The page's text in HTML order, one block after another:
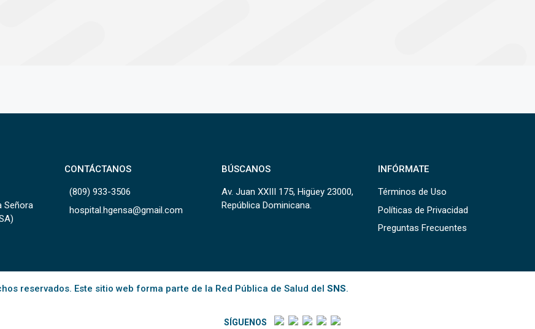
Señora
CONTÁCTANOS
(809) 933-3506
hospital.hgensa@gmail.com
BÚSCANOS
Av. Juan XXIII 175, Higüey 23000,
República Dominicana.
INFÓRMATE
Términos de Uso
Políticas de Privacidad
Preguntas Frecuentes
reservados. Este sitio web forma parte de la Red Pública de Salud del SNS.
SÍGUENOS